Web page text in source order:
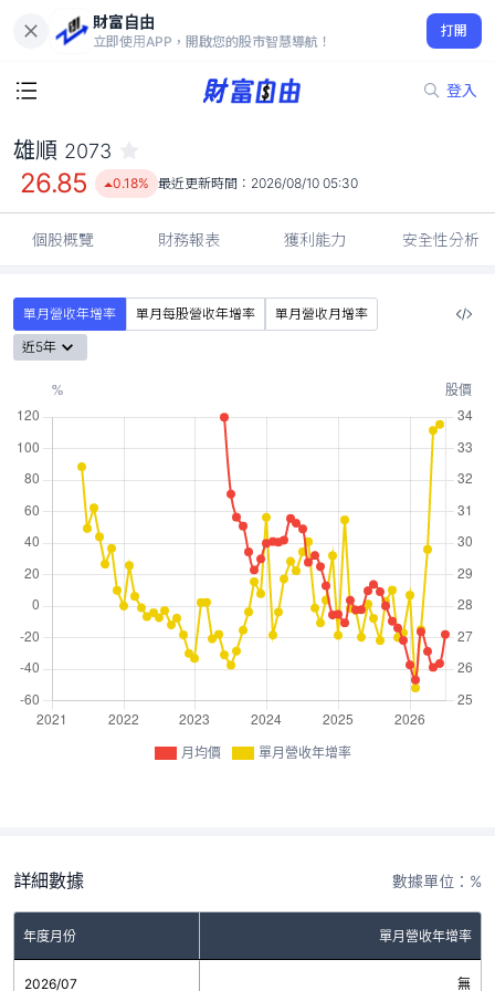
財富自由
立即使用APP，開啟您的股市智慧導航！
打開
登入
26.85
0.18%
雄順 2073
26.85 0.18% 最近更新時間： 2026/08/10 05:30
個股概覽 財務報表 獲利能力 安全性分析
單月營收年增率 單月每股營收年增率
單月營收月增率
近5年
月均價 單月營收年增率
詳細數據 數據單位：%
年度月份 單月營收年增率
2026/07 無